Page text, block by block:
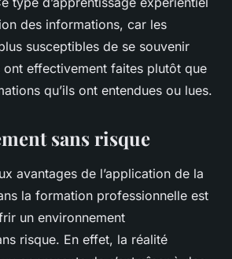
des informations, car les
susceptibles de se souvenir
ont effectivement faites plutôt que
qu’ils ont entendues ou lues.
sans risque
avantages de l’application de la
la formation professionnelle est
un environnement
risque. En effet, la réalité